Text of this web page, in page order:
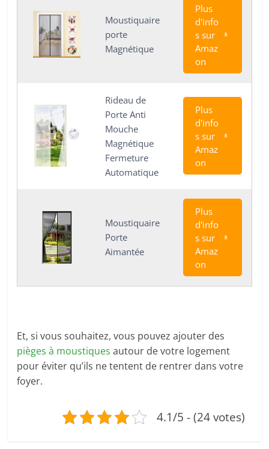
Moustiquaire
porte
Magnétique
Plus
d'info
s sur
Amaz
on
Rideau de
Porte Anti
Mouche
Magnétique
Fermeture
Automatique
Plus
d'info
s sur
Amaz
on
Moustiquaire
Porte
Aimantée
Plus
d'info
s sur
Amaz
on
Et, si vous souhaitez, vous pouvez ajouter des
pièges à moustiques autour de votre logement
pour éviter qu’ils ne tentent de rentrer dans votre
foyer.
4.1/5 - (24 votes)